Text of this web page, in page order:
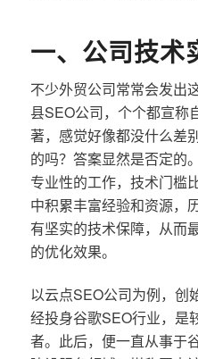
一、公司技术
不少外贸公司常常会发出
县SEO公司，个个都宣称
著，感觉好像都没什么差
的吗？答案显然是否定的
专业性的工作，技术门槛
中积累丰富经验和资源，
有坚实的技术保障，从而
的优化效果。
以云点SEO公司为例，创
经投身谷歌SEO行业，是
者。此后，便一直从事于